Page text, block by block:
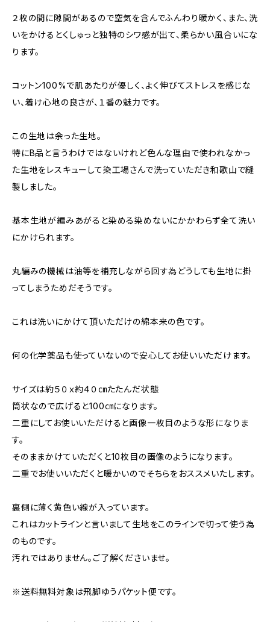
２枚の間に隙間があるので空気を含んでふんわり暖かく、また、洗
いをかけるとくしゅっと独特のシワ感が出て、柔らかい風合いにな
ります。
コットン100%で肌あたりが優しく、よく伸びてストレスを感じな
い、着け心地の良さが、１番の魅力です。
この生地は余った生地。
特にB品と言うわけではないけれど色んな理由で使われなかっ
た生地をレスキューして染工場さんで洗っていただき和歌山で縫
製しました。
基本生地が編みあがると染める染めないにかかわらず全て洗い
にかけられます。
丸編みの機械は油等を補充しながら回す為どうしても生地に掛
ってしまうためだそうです。
これは洗いにかけて頂いただけの綿本来の色です。
何の化学薬品も使っていないので安心してお使いいただけます。
サイズは約５０ｘ約４０㎝たたんだ状態
筒状なので広げると100㎝になります。
二重にしてお使いいただけると画像一枚目のような形になりま
す。
そのままかけていただくと10枚目の画像のようになります。
二重でお使いいただくと暖かいのでそちらをおススメいたします。
裏側に薄く黄色い線が入っています。
これはカットラインと言いまして生地をこのラインで切って使う為
のものです。
汚れではありません。ご了解くださいませ。
※送料無料対象は飛脚ゆうパケット便です。